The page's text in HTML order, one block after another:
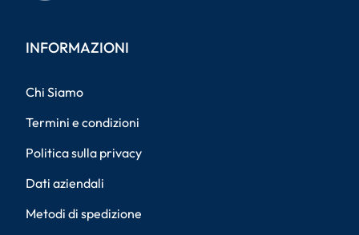
INFORMAZIONI
Chi Siamo
Termini e condizioni
Politica sulla privacy
Dati aziendali
Metodi di spedizione